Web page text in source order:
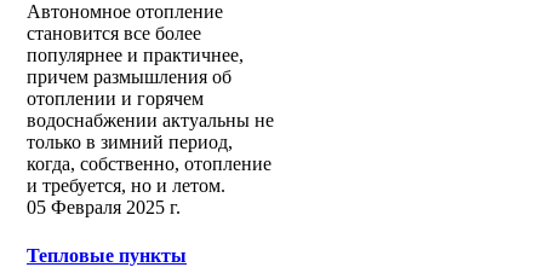
Автономное отопление
становится все более
популярнее и практичнее,
причем размышления об
отоплении и горячем
водоснабжении актуальны не
только в зимний период,
когда, собственно, отопление
и требуется, но и летом.
05 Февраля 2025 г.
Тепловые пункты